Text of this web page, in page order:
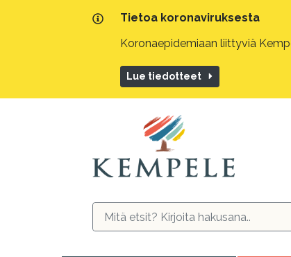
Tietoa koronaviruksesta
Koronaepidemiaan liittyviä
Lue tiedotteet